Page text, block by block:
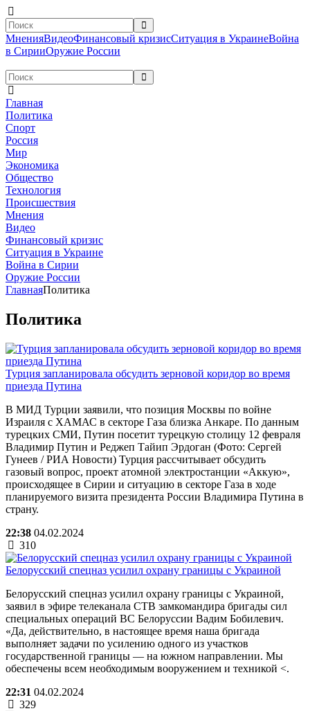
МненияВидеоФинансовый кризисСитуация в УкраинеВойна
в СирииОружие России
Главная
Политика
Спорт
Россия
Мир
Экономика
Общество
Технология
Происшествия
Мнения
Видео
Финансовый кризис
Ситуация в Украине
Война в Сирии
Оружие России
ГлавнаяПолитика
Политика
Турция запланировала обсудить зерновой коридор во время
приезда Путина
В МИД Турции заявили, что позиция Москвы по войне
Израиля с ХАМАС в секторе Газа близка Анкаре. По данным
турецких СМИ, Путин посетит турецкую столицу 12 февраля
Владимир Путин и Реджеп Тайип Эрдоган (Фото: Сергей
Гунеев / РИА Новости) Турция рассчитывает обсудить
газовый вопрос, проект атомной электростанции «Аккую»,
происходящее в Сирии и ситуацию в секторе Газа в ходе
планируемого визита президента России Владимира Путина в
страну.
22:38 04.02.2024
310
Белорусский спецназ усилил охрану границы с Украиной
Белорусский спецназ усилил охрану границы с Украиной,
заявил в эфире телеканала СТВ замкомандира бригады сил
специальных операций ВС Белоруссии Вадим Бобилевич.
«Да, действительно, в настоящее время наша бригада
выполняет задачи по усилению одного из участков
государственной границы — на южном направлении. Мы
обеспечены всем необходимым вооружением и техникой <.
22:31 04.02.2024
329